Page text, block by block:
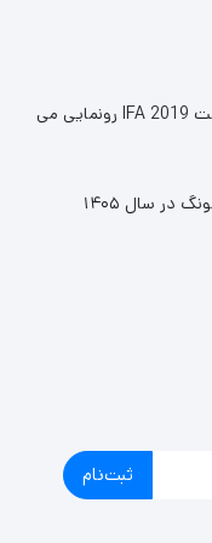
حذف کرده است. دکمه
که بسیار خوب کار
می باشد. به این ترتیب، نمایش
واقعی انجام می شود.
در برابر انتشار نور
طولانی و بدون احساس
گلکسی فولد ۲ احتمالا در روز نخست IFA 2019 رونمایی می
سال ۱۴۰۵
ثبت‌نام